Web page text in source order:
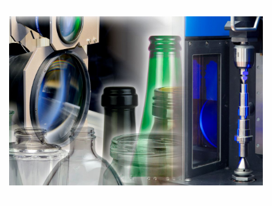
Se non sei ancora registrato, fallo ora: è gratis! Clicca qui!